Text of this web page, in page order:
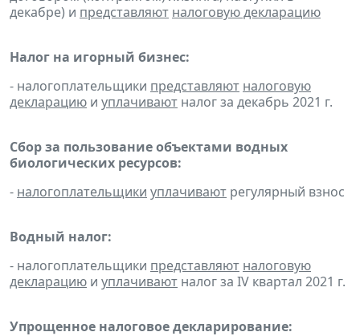
декабре) и представляют налоговую декларацию
Налог на игорный бизнес:
- налогоплательщики представляют налоговую
декларацию и уплачивают налог за декабрь 2021 г.
Сбор за пользование объектами водных
биологических ресурсов:
- налогоплательщики уплачивают регулярный взнос
Водный налог:
- налогоплательщики представляют налоговую
декларацию и уплачивают налог за IV квартал 2021 г.
Упрощенное налоговое декларирование: